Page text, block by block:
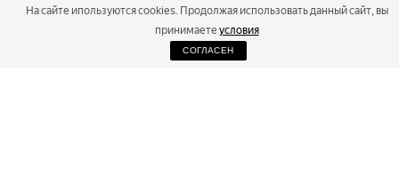
2026
На сайте ипользуются cookies. Продолжая использовать данный сайт, вы
принимаете условия
СОГЛАСЕН